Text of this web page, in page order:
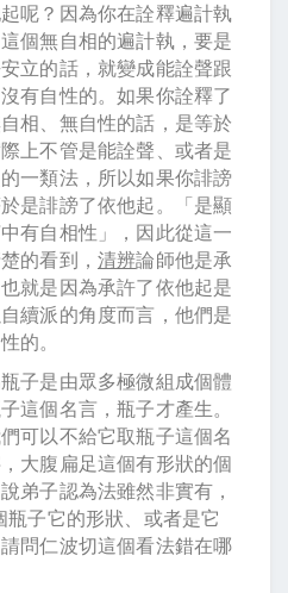
呢？因為你在詮釋遍計執
個無自相的遍計執，要是
立的話，就變成能詮聲跟
有自性的。如果你詮釋了
相、無自性的話，是等於
上不管是能詮聲、或者是
一類法，所以如果你誹謗
是誹謗了依他起。「是顯
有自相性」，因此從這一
的看到， 清辨論師他是承
就是因為承許了依他起是
續派的角度而言，他們是
的。
子是由眾多極微組成個體
這個名言，瓶子才產生。
可以不給它取瓶子這個名
大腹扁足這個有形狀的個
弟子認為法雖然非實有，
子它的形狀、或者是它
問仁波切這個看法錯在哪